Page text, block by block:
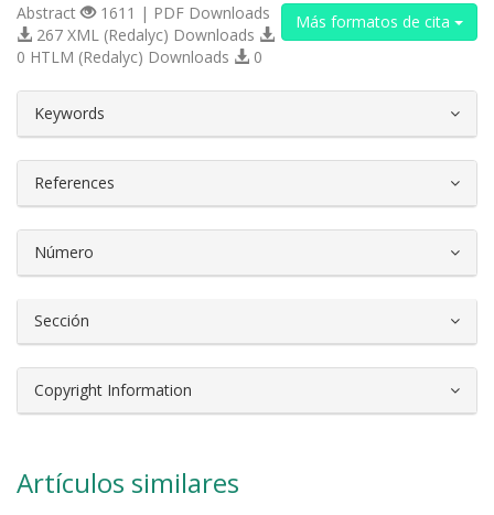
Más formatos de cita
Abstract
1611 | PDF Downloads
267 XML (Redalyc) Downloads
0 HTLM (Redalyc) Downloads
0
Keywords
References
Número
Sección
Copyright Information
Artículos similares